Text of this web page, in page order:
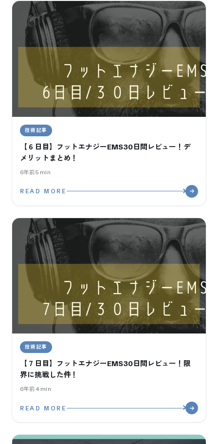
技術記事
【６日目】フットエナジーEMS30日間レビュー！デ
メリットまとめ！
6年前5min
READ MORE
技術記事
【７日目】フットエナジーEMS30日間レビュー！限
界に挑戦した件！
6年前 4min
READ MORE